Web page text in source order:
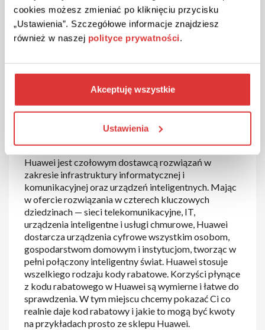
cookies możesz zmieniać po kliknięciu przycisku
„Ustawienia”. Szczegółowe informacje znajdziesz
również w naszej polityce prywatności.
Akceptuję wszystkie
Ustawienia
go wkleić w odpowiednie pole formularza zamówień,
a kwota ulegnie automatycznie obniżeniu. Warto też
zwrócić uwagę na promocje Huawei i rabaty Huawei,
zakupienie nowoczesnych produktów Huawei w
wyjątkowej cenie.
Kod rabatowy Huawei – rodzaje i
Huawei jest czołowym dostawcą rozwiązań w
zakresie infrastruktury informatycznej i
komunikacyjnej oraz urządzeń inteligentnych. Mając
w ofercie rozwiązania w czterech kluczowych
dziedzinach — sieci telekomunikacyjne, IT,
urządzenia inteligentne i usługi chmurowe, Huawei
dostarcza urządzenia cyfrowe wszystkim osobom,
gospodarstwom domowym i instytucjom, tworząc w
pełni połączony inteligentny świat. Huawei stosuje
wszelkiego rodzaju kody rabatowe. Korzyści płynące
z kodu rabatowego w Huawei są wymierne i łatwe do
sprawdzenia. W tym miejscu chcemy pokazać Ci co
realnie daje kod rabatowy i jakie to mogą być kwoty
na przykładach prosto ze sklepu Huawei.